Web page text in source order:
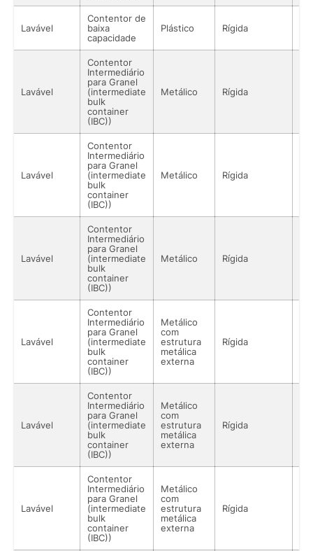
Lavável
Contentor de
baixa
capacidade
Plástico Rígida
Lavável
Contentor
Intermediário
para Granel
(intermediate
bulk
container
(IBC))
Metálico Rígida
Lavável
Contentor
Intermediário
para Granel
(intermediate
bulk
container
(IBC))
Metálico Rígida
Lavável
Contentor
Intermediário
para Granel
(intermediate
bulk
container
(IBC))
Metálico Rígida
Lavável
Contentor
Intermediário
para Granel
(intermediate
bulk
container
(IBC))
Metálico
com
estrutura
metálica
externa
Rígida
Lavável
Contentor
Intermediário
para Granel
(intermediate
bulk
container
(IBC))
Metálico
com
estrutura
metálica
externa
Rígida
Lavável
Contentor
Intermediário
para Granel
(intermediate
bulk
container
(IBC))
Metálico
com
estrutura
metálica
externa
Rígida